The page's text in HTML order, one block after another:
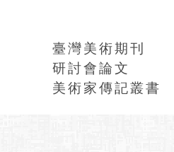
臺灣美術期刊
研討會論文
美術家傳記叢書